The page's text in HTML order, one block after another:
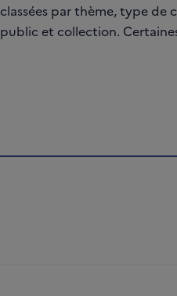
classées par thème, type de
public et collection.